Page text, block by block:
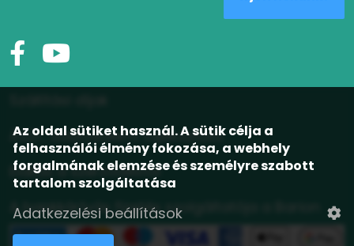
ÁSZF, adatvédelmi tájékoztató
Elállás a szerződéstől
A bankkártyás fizetés szolgáltatója a Barion
Az oldal sütiket használ. A sütik célja a
felhasználói élmény fokozása, a webhely
forgalmának elemzése és személyre szabott
tartalom szolgáltatása
Adatkezelési beállítások